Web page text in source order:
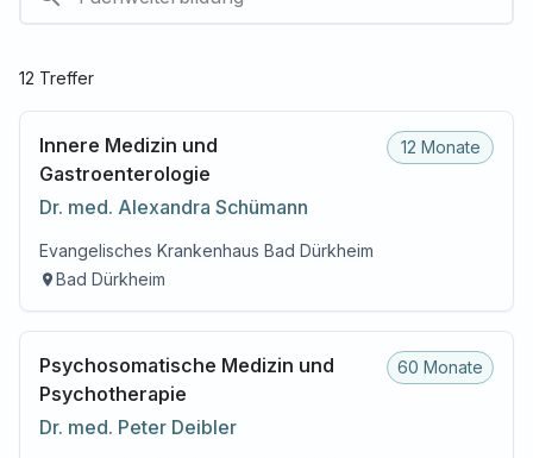
12 Treffer
Innere Medizin und
Gastroenterologie
Dr. med. Alexandra Schümann
12 Monate
Evangelisches Krankenhaus Bad Dürkheim
Bad Dürkheim
Psychosomatische Medizin und
Psychotherapie
Dr. med. Peter Deibler
60 Monate